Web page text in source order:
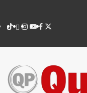
contenido
TikTok
threads
Instagram
Youtube
Facebook
X